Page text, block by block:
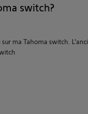
switch?
ma Tahoma switch.